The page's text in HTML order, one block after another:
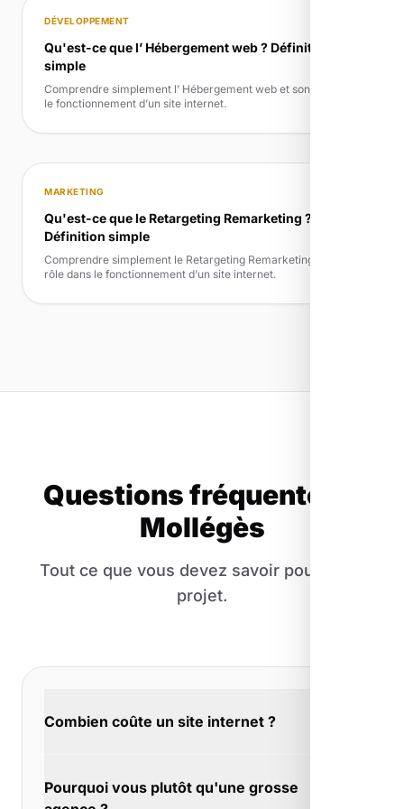
DÉVELOPPEMENT
Qu'est-ce que l’ Hébergement web ? Définition
simple
Comprendre simplement l’ Hébergement web et son rôle dans
le fonctionnement d’un site internet.
MARKETING
Qu'est-ce que le Retargeting Remarketing ?
Définition simple
Comprendre simplement le Retargeting Remarketing et son
rôle dans le fonctionnement d’un site internet.
Questions fréquentes à
Mollégès
Tout ce que vous devez savoir pour votre
projet.
Combien coûte un site internet ?
Mollégès, un artisan qui veut une vitrine
Pourquoi vous plutôt qu'une grosse